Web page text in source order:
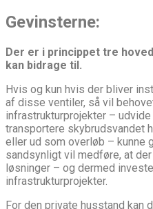
Gevinsterne:
Der er i princippet tre
kan bidrage til.
Hvis og kun hvis der bliver
af disse ventiler, så vil
infrastrukturprojekter –
transportere skybrudsvandet
eller ud som overløb – kunne
sandsynligt vil medføre, at
løsninger – og dermed
infrastrukturprojekter.
For den private husstand kan